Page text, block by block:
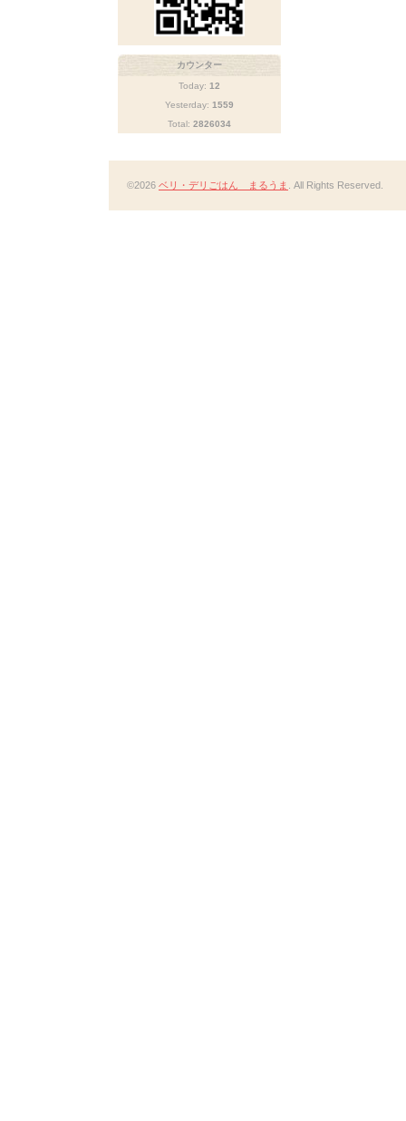
カウンター
Today: 12
Yesterday: 1559
Total: 2826034
©2026 ベリ・デリごはん まるうま . All Rights Reserved.